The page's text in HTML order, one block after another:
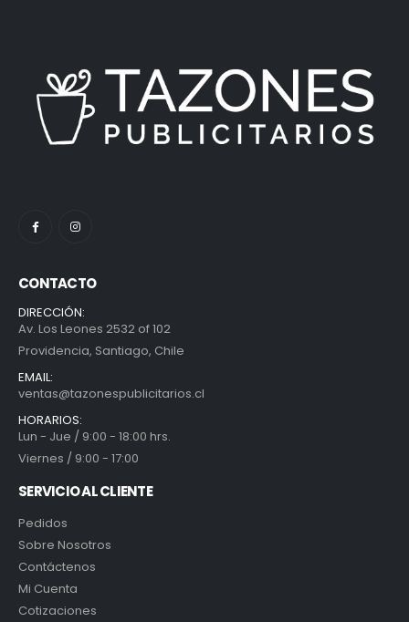
CONTACTO
DIRECCIÓN:
Av. Los Leones 2532 of 102
Providencia, Santiago, Chile
EMAIL:
ventas@tazonespublicitarios.cl
HORARIOS:
Lun - Jue / 9:00 - 18:00 hrs.
Viernes / 9:00 - 17:00
SERVICIO AL CLIENTE
Pedidos
Sobre Nosotros
Contáctenos
Mi Cuenta
Cotizaciones